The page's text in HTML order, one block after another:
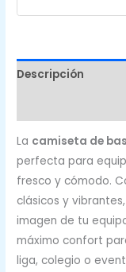
Descripción
La camiseta de
perfecta para
fresco y cómodo.
clásicos y
imagen de tu
máximo confort
liga, colegio o